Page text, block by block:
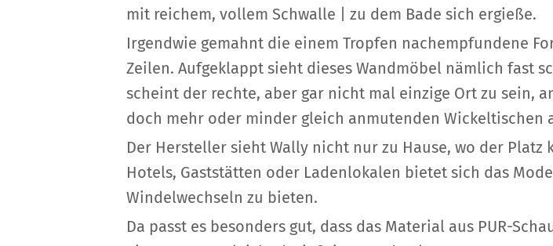
mit reichem, vollem Schwalle | zu dem Bade sich ergieße.
Irgendwie gemahnt die einem Tropfen nachempfundene
Zeilen. Aufgeklappt sieht dieses Wandmöbel nämlich fast
scheint der rechte, aber gar nicht mal einzige Ort zu sein,
doch mehr oder minder gleich anmutenden Wickeltischen
Der Hersteller sieht Wally nicht nur zu Hause, wo der Platz
Hotels, Gaststätten oder Ladenlokalen bietet sich das
Windelwechseln zu bieten.
Da passt es besonders gut, dass das Material aus PUR-